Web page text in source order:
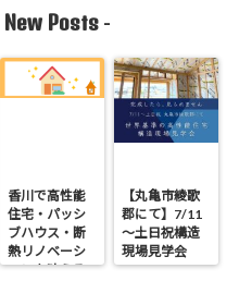
New Posts -
香川で高性能
住宅・パッシ
ブハウス・断
熱リノベーシ
ョンを叶える
【丸亀市綾歌
郡にて】7/11
～土日祝構造
現場見学会